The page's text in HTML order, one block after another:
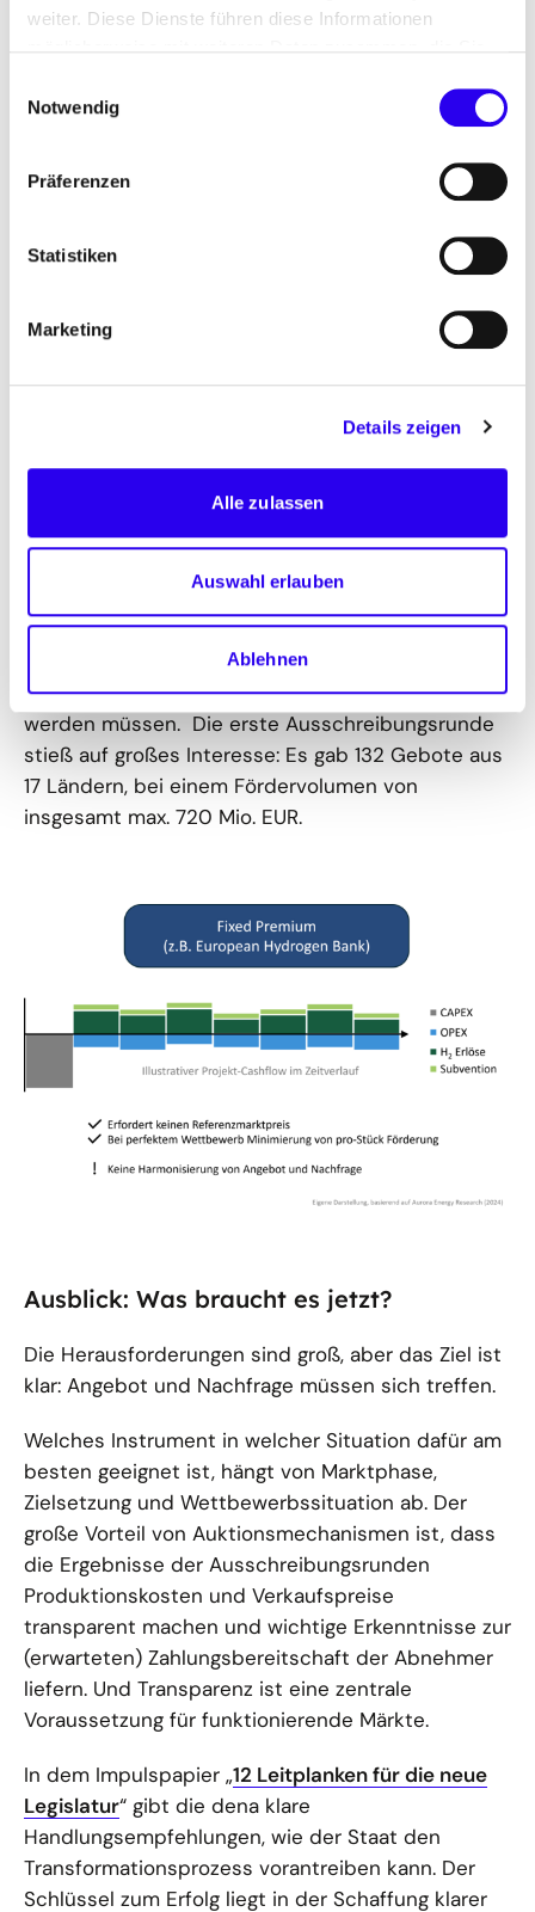
weiter. Diese Dienste führen diese Informationen
Nutzung der Dienste gesammelt haben.
Notwendig
Präferenzen
Statistiken
Marketing
Details zeigen
Alle zulassen
Auswahl erlauben
Ablehnen
“Fixed-premium”-Auktionen
Die European Hydrogen Bank (EHB) arbeitet mit
sogenannten “Fixed Premium”-Auktionen für
Wasserstofferzeugungsprojekte in der EU.
Prämie pro erzeugte Menge grünen Wasserstoffs,
unabhängig vom aktuellen Marktpreis. Dies
reduziert das wirtschaftliche Risiko und verbessert
die Planbarkeit für Investoren. Das Auktionsmodell
bietet zudem hohe Flexibilität, weil Produzenten
bleiben aber auch mehr Risiken bei den
Produzenten, da die Abnahme nicht durch die EHB
garantiert wird, sondern selbst Kunden gefunden
werden müssen. Die erste Ausschreibungsrunde
stieß auf großes Interesse: Es gab 132 Gebote aus
17 Ländern, bei einem Fördervolumen von
insgesamt max. 720 Mio. EUR.
Ausblick: Was braucht es jetzt?
Die Herausforderungen sind groß, aber das Ziel ist
klar: Angebot und Nachfrage müssen sich treffen.
Welches Instrument in welcher Situation dafür am
besten geeignet ist, hängt von Marktphase,
Zielsetzung und Wettbewerbssituation ab. Der
große Vorteil von Auktionsmechanismen ist, dass
die Ergebnisse der Ausschreibungsrunden
Produktionskosten und Verkaufspreise
transparent machen und wichtige Erkenntnisse zur
(erwarteten) Zahlungsbereitschaft der Abnehmer
liefern. Und Transparenz ist eine zentrale
Voraussetzung für funktionierende Märkte.
In dem Impulspapier „12 Leitplanken für die neue
Legislatur“ gibt die dena klare
Handlungsempfehlungen, wie der Staat den
Transformationsprozess vorantreiben kann. Der
Schlüssel zum Erfolg liegt in der Schaffung klarer